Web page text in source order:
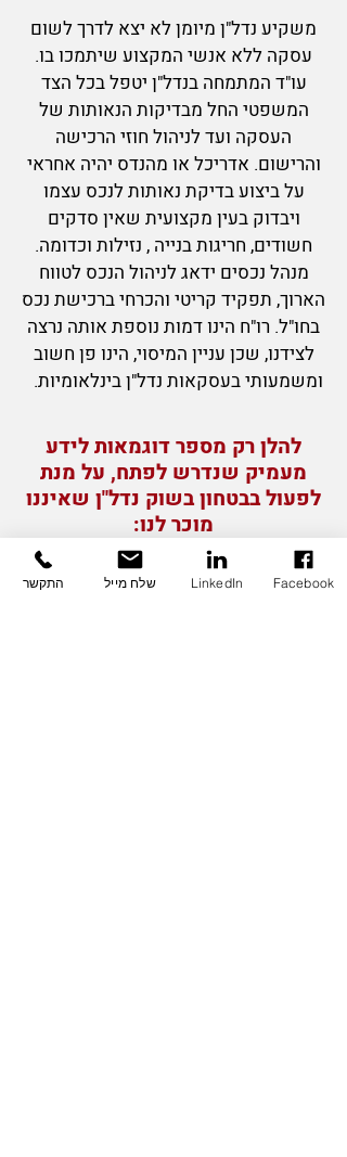
משקיע נדל"ן מיומן לא יצא לדרך לשום
עסקה ללא אנשי המקצוע שיתמכו בו.
עו"ד המתמחה בנדל"ן יטפל בכל הצד
המשפטי החל מבדיקות הנאותות של
העסקה ועד לניהול חוזי הרכישה
והרישום. אדריכל או מהנדס יהיה אחראי
על ביצוע בדיקת נאותות לנכס עצמו
ויבדוק בעין מקצועית שאין סדקים
חשודים, חריגות בנייה , נזילות וכדומה.
מנהל נכסים ידאג לניהול הנכס לטווח
הארוך, תפקיד קריטי והכרחי ברכישת נכס
בחו"ל. רו"ח הינו דמות נוספת אותה נרצה
לצידנו, שכן עניין המיסוי, הינו פן חשוב
ומשמעותי בעסקאות נדל"ן בינלאומיות.
להלן רק מספר דוגמאות לידע
מעמיק שנדרש לפתח, על מנת
לפעול בבטחון בשוק נדל"ן שאיננו
מוכר לנו:
1. תהליכים-רכישה ,אחזקההתקשר שלח מייל LinkedIn Facebook